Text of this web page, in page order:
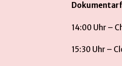
14:00 Uhr –
15:30 Uhr –